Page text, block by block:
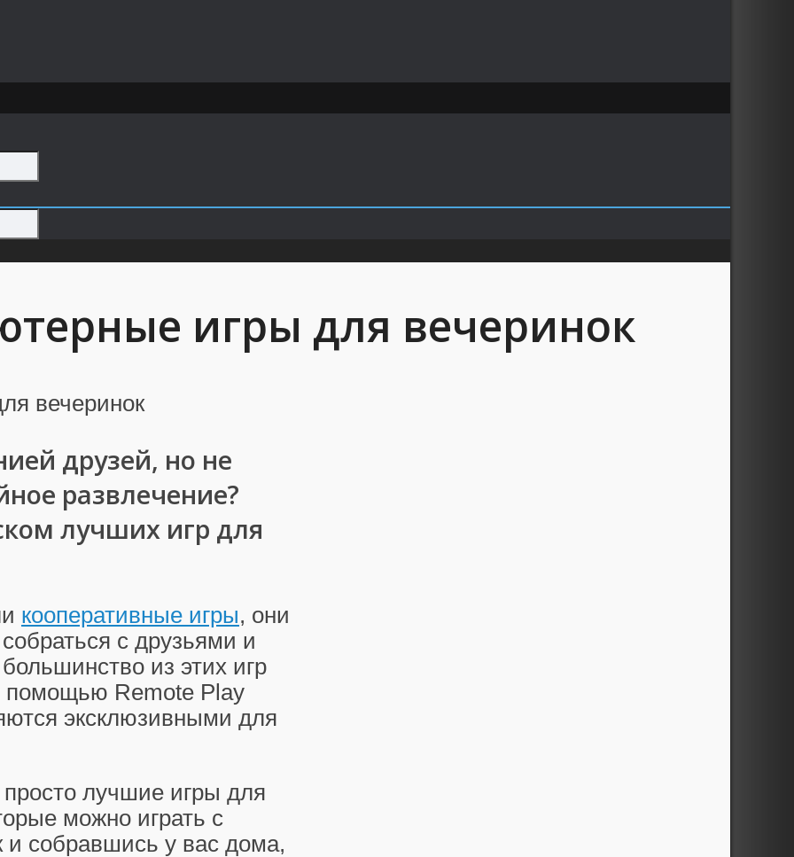
игры для вечеринок
друзей, но не
развлечение?
лучших игр для
кооперативные игры, они
с друзьями и
из этих игр
помощью Remote Play
эксклюзивными для
лучшие игры для
можно играть с
и собравшись у вас дома,